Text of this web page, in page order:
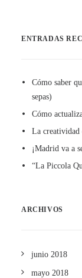
ENTRADAS
Cómo saber
sepas)
Cómo
La creatividad
¡Madrid va a
“La Piccola
ARCHIVOS
junio 2018
mayo 2018